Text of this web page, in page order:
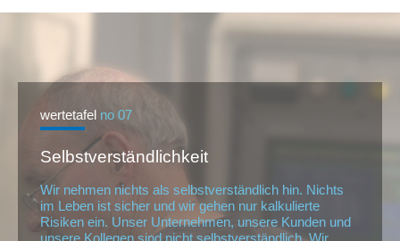
wertetafel no 07
Selbstverständlichkeit
Wir nehmen nichts als selbstverständlich hin. Nichts
im Leben ist sicher und wir gehen nur kalkulierte
Risiken ein. Unser Unternehmen, unsere Kunden und
unsere Kollegen sind nicht selbstverständlich. Wir